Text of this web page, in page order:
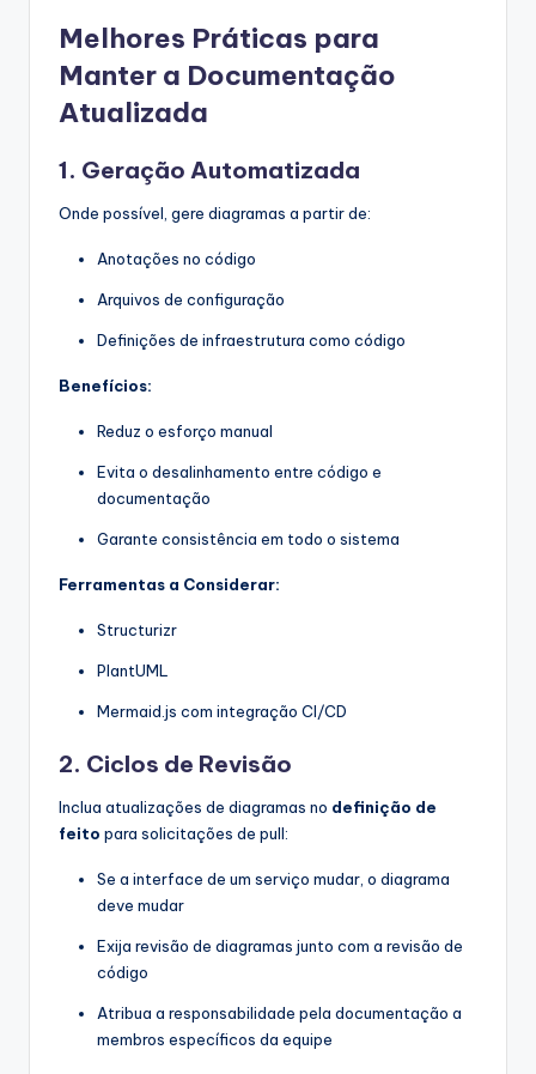
Melhores Práticas para
Manter a Documentação
Atualizada
1. Geração Automatizada
Onde possível, gere diagramas a partir de:
Anotações no código
Arquivos de configuração
Definições de infraestrutura como código
Benefícios:
Reduz o esforço manual
Evita o desalinhamento entre código e
documentação
Garante consistência em todo o sistema
Ferramentas a Considerar:
Structurizr
PlantUML
Mermaid.js com integração CI/CD
2. Ciclos de Revisão
Inclua atualizações de diagramas no definição de
feito para solicitações de pull:
Se a interface de um serviço mudar, o diagrama
deve mudar
Exija revisão de diagramas junto com a revisão de
código
Atribua a responsabilidade pela documentação a
membros específicos da equipe